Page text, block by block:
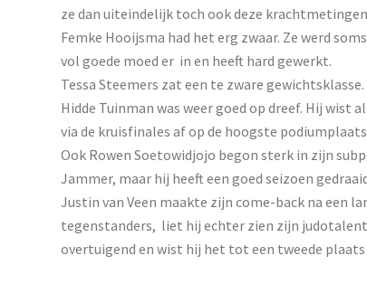
ze dan uiteindelijk toch ook deze
Femke Hooijsma had het erg zwaar. Ze werd
vol goede moed er in en heeft hard gewerkt.
Tessa Steemers zat een te zware
Hidde Tuinman was weer goed op dreef. Hij
via de kruisfinales af op de hoogste
Ook Rowen Soetowidjojo begon sterk in zijn
Jammer, maar hij heeft een goed seizoen
Justin van Veen maakte zijn come-back na een
tegenstanders, liet hij echter zien zijn
overtuigend en wist hij het tot een tweede plaats